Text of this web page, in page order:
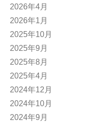
2026年4月
2026年1月
2025年10月
2025年9月
2025年8月
2025年4月
2024年12月
2024年10月
2024年9月